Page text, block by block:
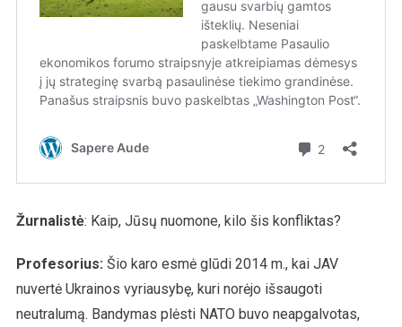
Žurnalistė: Kaip, Jūsų nuomone, kilo šis konfliktas?
Profesorius: Šio karo esmė glūdi 2014 m., kai JAV
nuvertė Ukrainos vyriausybę, kuri norėjo išsaugoti
neutralumą. Bandymas plėsti NATO buvo neapgalvotas,